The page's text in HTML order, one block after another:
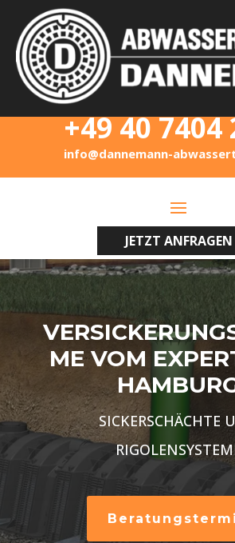
+49 40 7404
info@dannemann-
JETZT ANFRAGEN
ME VOM
SICKERSCHÄCHTE